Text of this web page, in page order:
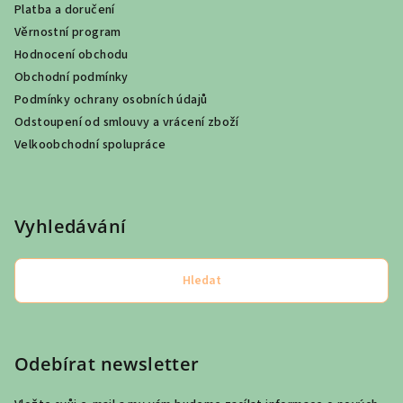
Platba a doručení
Věrnostní program
Hodnocení obchodu
Obchodní podmínky
Podmínky ochrany osobních údajů
Odstoupení od smlouvy a vrácení zboží
Velkoobchodní spolupráce
Vyhledávání
Hledat
Odebírat newsletter